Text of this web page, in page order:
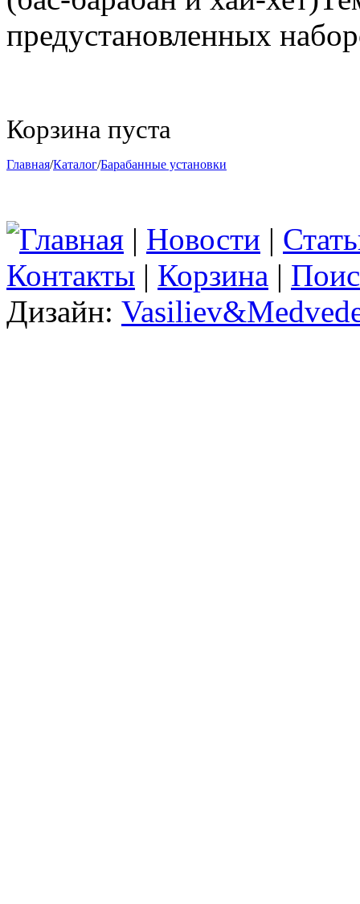
предустановленных
Корзина пуста
Главная/Каталог/Барабанные установки
Главная | Новости |
Контакты | Корзина |
Дизайн: